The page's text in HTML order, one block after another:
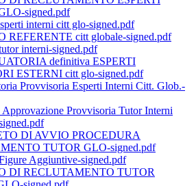
signed.pdf
interni citt glo-signed.pdf
REFERENTE citt globale-signed.pdf
interni-signed.pdf
definitiva ESPERTI
ESTERNI citt glo-signed.pdf
Provvisoria Esperti Interni Citt. Glob.-
Approvazione Provvisoria Tutor Interni
DI AVVIO PROCEDURA
TUTOR GLO-signed.pdf
Aggiuntive-signed.pdf
DI RECLUTAMENTO TUTOR